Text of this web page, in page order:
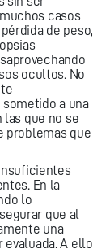
casos
de peso,
ocultos. No
sometido a una
las que no se
problemas que
En la
lo
que al
una
A ello